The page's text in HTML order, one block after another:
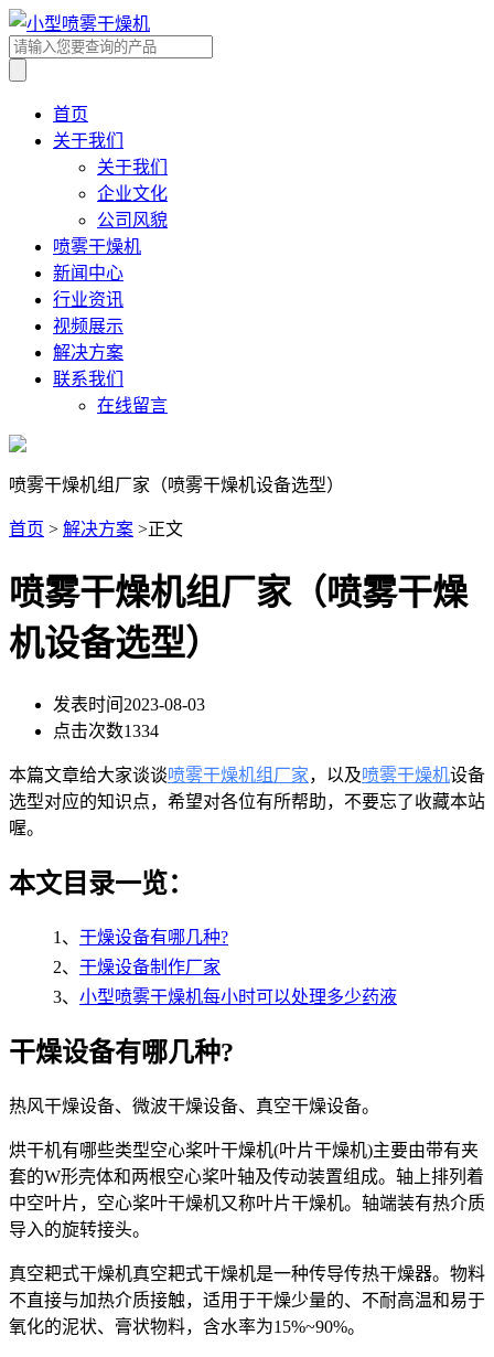
首页
关于我们
关于我们
企业文化
公司风貌
喷雾干燥机
新闻中心
行业资讯
视频展示
解决方案
联系我们
在线留言
喷雾干燥机组厂家（喷雾干燥机设备选型）
首页 > 解决方案 >正文
喷雾干燥机组厂家（喷雾干燥
机设备选型）
发表时间 2023-08-03
点击次数1334
本篇文章给大家谈谈喷雾干燥机组厂家，以及喷雾干燥机设备
选型对应的知识点，希望对各位有所帮助，不要忘了收藏本站
喔。
本文目录一览：
1、 干燥设备有哪几种?
2、 干燥设备制作厂家
3、 小型喷雾干燥机每小时可以处理多少药液
干燥设备有哪几种?
热风干燥设备、微波干燥设备、真空干燥设备。
烘干机有哪些类型空心桨叶干燥机(叶片干燥机)主要由带有夹
套的W形壳体和两根空心桨叶轴及传动装置组成。轴上排列着
中空叶片，空心桨叶干燥机又称叶片干燥机。轴端装有热介质
导入的旋转接头。
真空耙式干燥机真空耙式干燥机是一种传导传热干燥器。物料
不直接与加热介质接触，适用于干燥少量的、不耐高温和易于
氧化的泥状、膏状物料，含水率为15%~90%。